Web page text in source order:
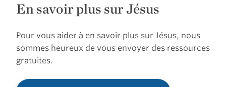
En savoir plus sur Jésus
Pour vous aider à en savoir plus sur Jésus, nous
sommes heureux de vous envoyer des ressources
gratuites.